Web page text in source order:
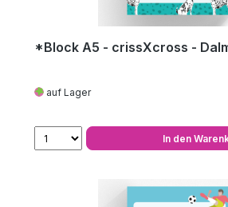
*Block A5 - crissXcross -
auf Lager
In den